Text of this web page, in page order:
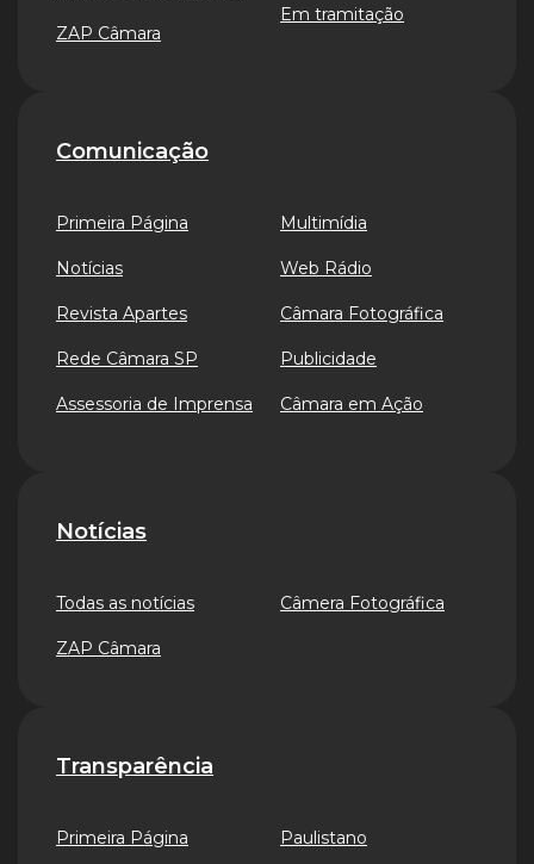
ZAP Câmara
Em tramitação
Comunicação
Primeira Página
Notícias
Revista Apartes
Rede Câmara SP
Assessoria de Imprensa
Multimídia
Web Rádio
Câmara Fotográfica
Publicidade
Câmara em Ação
Notícias
Todas as notícias
ZAP Câmara
Câmera Fotográfica
Transparência
Primeira Página Paulistano